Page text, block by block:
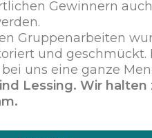
Gewinnern
Gruppenarbeiten
und geschmückt.
uns eine ganze
Lessing. Wir halten